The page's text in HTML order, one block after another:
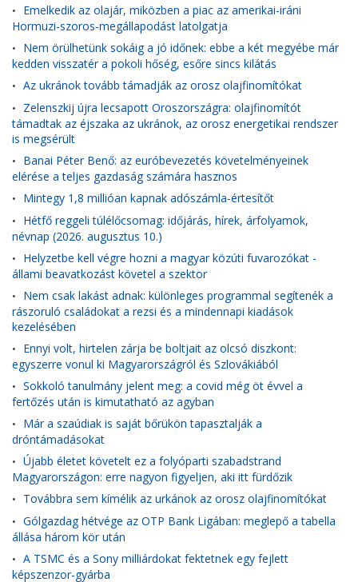
• Emelkedik az olajár, miközben a piac az amerikai-iráni
Hormuzi-szoros-megállapodást latolgatja
• Nem örülhetünk sokáig a jó időnek: ebbe a két megyébe már
kedden visszatér a pokoli hőség, esőre sincs kilátás
• Az ukránok tovább támadják az orosz olajfinomítókat
• Zelenszkij újra lecsapott Oroszországra: olajfinomítót
támadtak az éjszaka az ukránok, az orosz energetikai rendszer
is megsérült
• Banai Péter Benő: az euróbevezetés követelményeinek
elérése a teljes gazdaság számára hasznos
• Mintegy 1,8 millióan kapnak adószámla-értesítőt
• Hétfő reggeli túlélőcsomag: időjárás, hírek, árfolyamok,
névnap (2026. augusztus 10.)
• Helyzetbe kell végre hozni a magyar közúti fuvarozókat -
állami beavatkozást követel a szektor
• Nem csak lakást adnak: különleges programmal segítenék a
rászoruló családokat a rezsi és a mindennapi kiadások
kezelésében
• Ennyi volt, hirtelen zárja be boltjait az olcsó diszkont:
egyszerre vonul ki Magyarországról és Szlovákiából
• Sokkoló tanulmány jelent meg: a covid még öt évvel a
fertőzés után is kimutatható az agyban
• Már a szaúdiak is saját bőrükön tapasztalják a
dróntámadásokat
• Újabb életet követelt ez a folyóparti szabadstrand
Magyarországon: erre nagyon figyeljen, aki itt fürdőzik
• Továbbra sem kímélik az urkánok az orosz olajfinomítókat
• Gólgazdag hétvége az OTP Bank Ligában: meglepő a tabella
állása három kör után
• A TSMC és a Sony milliárdokat fektetnek egy fejlett
képszenzor-gyárba